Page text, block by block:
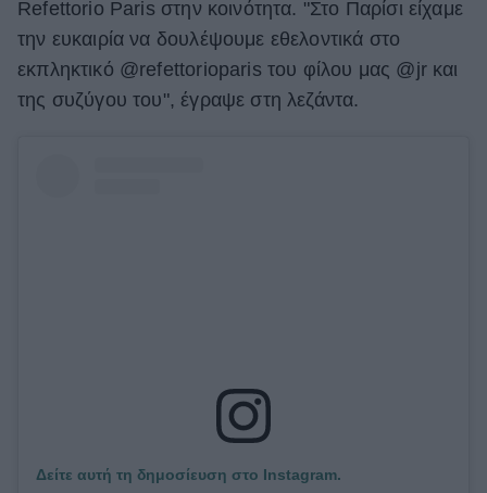
Refettorio Paris στην κοινότητα. "Στο Παρίσι είχαμε
την ευκαιρία να δουλέψουμε εθελοντικά στο
εκπληκτικό @refettorioparis του φίλου μας @jr και
της συζύγου του", έγραψε στη λεζάντα.
Δείτε αυτή τη δημοσίευση στο Instagram.